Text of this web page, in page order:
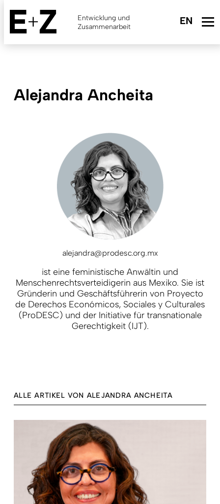
Skip
main
content
Entwicklung und
Zusammenarbeit
Alejandra Ancheita
alejandra@prodesc.org.mx
ist eine feministische Anwältin und
Menschenrechtsverteidigerin aus Mexiko. Sie ist
Gründerin und Geschäftsführerin von Proyecto
de Derechos Económicos, Sociales y Culturales
(ProDESC) und der Initiative für transnationale
Gerechtigkeit (IJT).
ALLE ARTIKEL VON ALEJANDRA ANCHEITA